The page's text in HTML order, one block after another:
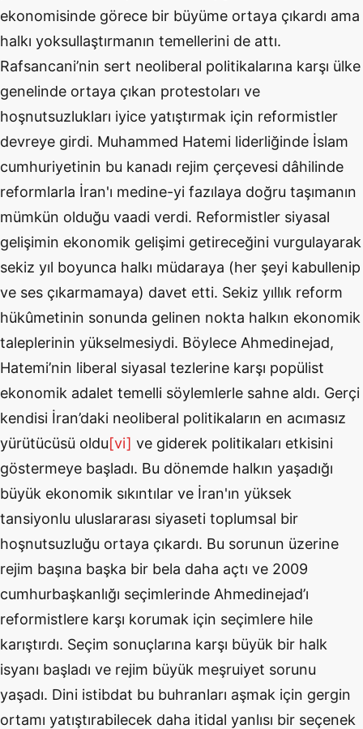
ekonomisinde görece bir büyüme ortaya çıkardı ama
halkı yoksullaştırmanın temellerini de attı.
Rafsancani’nin sert neoliberal politikalarına karşı ülke
genelinde ortaya çıkan protestoları ve
hoşnutsuzlukları iyice yatıştırmak için reformistler
devreye girdi. Muhammed Hatemi liderliğinde İslam
cumhuriyetinin bu kanadı rejim çerçevesi dâhilinde
reformlarla İran'ı medine-yi fazılaya doğru taşımanın
mümkün olduğu vaadi verdi. Reformistler siyasal
gelişimin ekonomik gelişimi getireceğini vurgulayarak
sekiz yıl boyunca halkı müdaraya (her şeyi kabullenip
ve ses çıkarmamaya) davet etti. Sekiz yıllık reform
hükûmetinin sonunda gelinen nokta halkın ekonomik
taleplerinin yükselmesiydi. Böylece Ahmedinejad,
Hatemi’nin liberal siyasal tezlerine karşı popülist
ekonomik adalet temelli söylemlerle sahne aldı. Gerçi
kendisi İran’daki neoliberal politikaların en acımasız
yürütücüsü oldu[vi] ve giderek politikaları etkisini
göstermeye başladı. Bu dönemde halkın yaşadığı
büyük ekonomik sıkıntılar ve İran'ın yüksek
tansiyonlu uluslararası siyaseti toplumsal bir
hoşnutsuzluğu ortaya çıkardı. Bu sorunun üzerine
rejim başına başka bir bela daha açtı ve 2009
cumhurbaşkanlığı seçimlerinde Ahmedinejad’ı
reformistlere karşı korumak için seçimlere hile
karıştırdı. Seçim sonuçlarına karşı büyük bir halk
isyanı başladı ve rejim büyük meşruiyet sorunu
yaşadı. Dini istibdat bu buhranları aşmak için gergin
ortamı yatıştırabilecek daha itidal yanlısı bir seçenek